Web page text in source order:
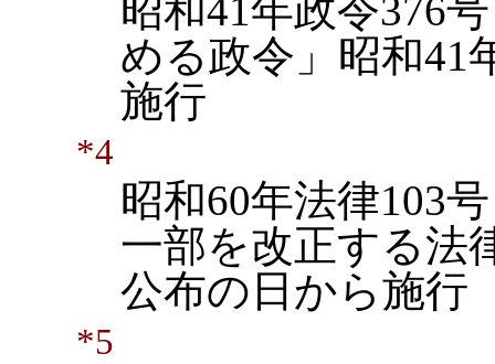
昭和41年政令376
める政令」昭和41
施行
*4
昭和60年法律103
一部を改正する法
公布の日から施行
*5